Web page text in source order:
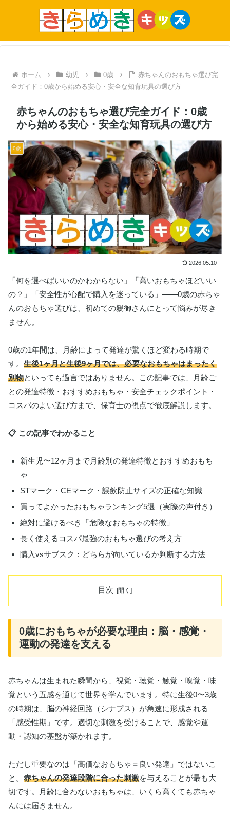
ホーム 幼児 0歳
赤ちゃんのおもちゃ選び完
全ガイド：0歳から始める安心・安全な知育玩具の選び方
赤ちゃんのおもちゃ選び完全ガイド：0歳
から始める安心・安全な知育玩具の選び方
0歳
2026.05.10
「何を選べばいいのかわからない」「高いおもちゃほどいい
の？」「安全性が心配で購入を迷っている」——0歳の赤ちゃ
んのおもちゃ選びは、初めての親御さんにとって悩みが尽き
ません。
0歳の1年間は、月齢によって発達が驚くほど変わる時期で
す。 生後1ヶ月と生後9ヶ月では、必要なおもちゃはまったく
別物といっても過言ではありません。この記事では、月齢ご
との発達特徴・おすすめおもちゃ・安全チェックポイント・
コスパのよい選び方まで、保育士の視点で徹底解説します。
📋 この記事でわかること
新生児〜12ヶ月まで月齢別の発達特徴とおすすめおもち
ゃ
STマーク・CEマーク・誤飲防止サイズの正確な知識
買ってよかったおもちゃランキング5選（実際の声付き）
絶対に避けるべき「危険なおもちゃの特徴」
長く使えるコスパ最強のおもちゃ選びの考え方
購入vsサブスク：どちらが向いているか判断する方法
目次
0歳におもちゃが必要な理由：脳・感覚・
運動の発達を支える
赤ちゃんは生まれた瞬間から、視覚・聴覚・触覚・嗅覚・味
覚という五感を通じて世界を学んでいます。特に生後0〜3歳
の時期は、脳の神経回路（シナプス）が急速に形成される
「感受性期」です。適切な刺激を受けることで、感覚や運
動・認知の基盤が築かれます。
ただし重要なのは「高価なおもちゃ＝良い発達」ではないこ
と。 赤ちゃんの発達段階に合った刺激を与えることが最も大
切です。月齢に合わないおもちゃは、いくら高くても赤ちゃ
んには届きません。